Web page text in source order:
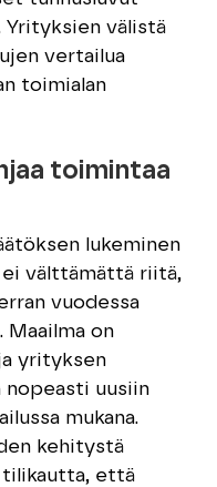
Yrityksien välistä
vertailua
toimialan
toimintaa
lukeminen
välttämättä riitä,
vuodessa
on
yrityksen
nopeasti uusiin
mukana.
kehitystä
tilikautta, että